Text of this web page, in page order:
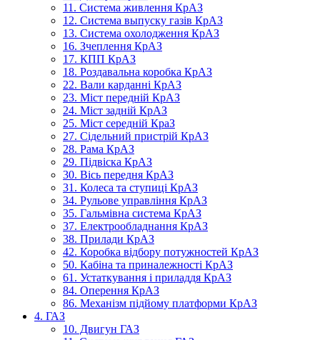
11. Система живлення КрАЗ
12. Система выпуску газів КрАЗ
13. Система охолодження КрАЗ
16. Зчеплення КрАЗ
17. КПП КрАЗ
18. Роздавальна коробка КрАЗ
22. Вали карданні КрАЗ
23. Міст передній КрАЗ
24. Міст задній КрАЗ
25. Міст середній КраЗ
27. Сідельний пристрій КрАЗ
28. Рама КрАЗ
29. Підвіска КрАЗ
30. Вісь передня КрАЗ
31. Колеса та ступиці КрАЗ
34. Рульове управління КрАЗ
35. Гальмівна система КрАЗ
37. Електрообладнання КрАЗ
38. Прилади КрАЗ
42. Коробка відбору потужностей КрАЗ
50. Кабіна та приналежності КрАЗ
61. Устаткування і приладдя КрАЗ
84. Оперення КрАЗ
86. Механізм підйому платформи КрАЗ
4. ГАЗ
10. Двигун ГАЗ